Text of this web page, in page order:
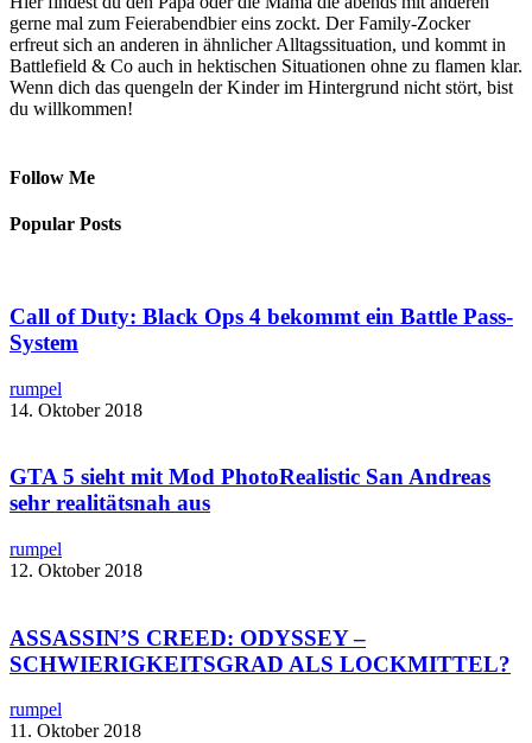
gerne mal zum Feierabendbier eins zockt. Der Family-Zocker
erfreut sich an anderen in ähnlicher Alltagssituation, und kommt in
Battlefield & Co auch in hektischen Situationen ohne zu flamen klar.
Wenn dich das quengeln der Kinder im Hintergrund nicht stört, bist
du willkommen!
Follow Me
Popular Posts
Call of Duty: Black Ops 4 bekommt ein Battle Pass-
System
rumpel
14. Oktober 2018
GTA 5 sieht mit ​Mod PhotoRealistic San Andreas
sehr realitätsnah aus
rumpel
12. Oktober 2018
ASSASSIN’S CREED: ODYSSEY –
SCHWIERIGKEITSGRAD ALS LOCKMITTEL?
rumpel
11. Oktober 2018